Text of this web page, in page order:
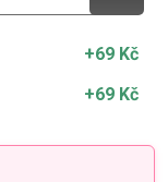
+69 Kč
+69 Kč